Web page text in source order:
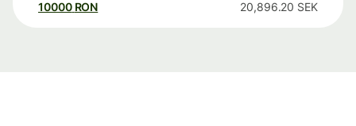
10000 RON 20,896.20 SEK